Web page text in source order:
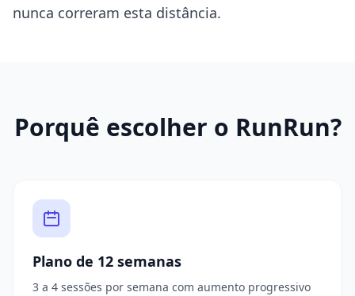
nunca correram esta distância.
Porquê escolher o RunRun?
Plano de 12 semanas
3 a 4 sessões por semana com aumento progressivo